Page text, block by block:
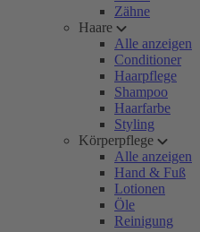
Zähne
Haare
Alle anzeigen
Conditioner
Haarpflege
Shampoo
Haarfarbe
Styling
Körperpflege
Alle anzeigen
Hand & Fuß
Lotionen
Öle
Reinigung